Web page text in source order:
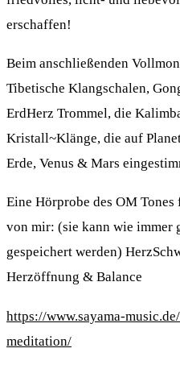
erschaffen!
Beim anschließenden
Tibetische Klangschalen,
ErdHerz Trommel, die
Kristall~Klänge, die auf
Erde, Venus & Mars
Eine Hörprobe des OM
von mir: (sie kann wie immer
gespeichert werden)
Herzöffnung & Balance
https://www.sayama-
meditation/